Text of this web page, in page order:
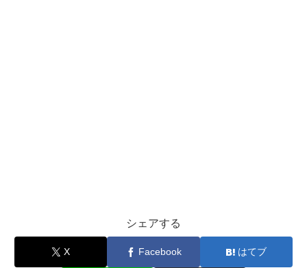
シェアする
X Facebook はてブ